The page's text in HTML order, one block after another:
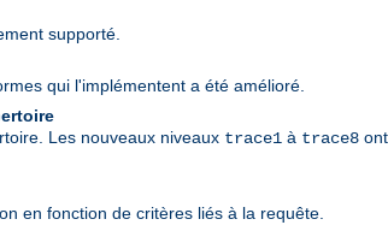
supporté.
qui l'implémentent a été amélioré.
Les nouveaux niveaux trace1 à trace8
en fonction de critères liés à la requête.